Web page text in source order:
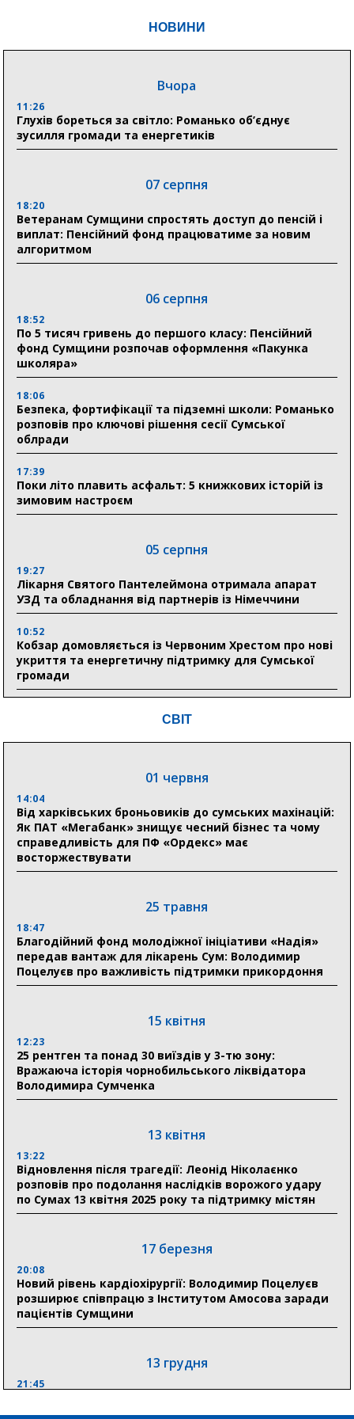
НОВИНИ
Вчора
11:26
Глухів бореться за світло: Романько об’єднує
зусилля громади та енергетиків
07 серпня
18:20
Ветеранам Сумщини спростять доступ до пенсій і
виплат: Пенсійний фонд працюватиме за новим
алгоритмом
06 серпня
18:52
По 5 тисяч гривень до першого класу: Пенсійний
фонд Сумщини розпочав оформлення «Пакунка
школяра»
18:06
Безпека, фортифікації та підземні школи: Романько
розповів про ключові рішення сесії Сумської
облради
17:39
Поки літо плавить асфальт: 5 книжкових історій із
зимовим настроєм
05 серпня
19:27
Лікарня Святого Пантелеймона отримала апарат
УЗД та обладнання від партнерів із Німеччини
10:52
Кобзар домовляється із Червоним Хрестом про нові
укриття та енергетичну підтримку для Сумської
громади
Понад 8 мільйонів книжок згоріли. Як допомогти
04 серпня
20:41
Пенсійний фонд Сумщини спрямував 0,2 млрд грн
на пенсії, страхові виплати та підтримку
прифронтових громад
03 серпня
Романько розширює програму відпочинку дітей із
прифронтової Сумщини: перша група оздоровилася
в Австрії
відновлення житла майже на 6,6 млн грн
31 липня
17:52
«Укрексімбанк» припиняє виплату пенсій: у
Пенсійному фонді Сумщини пояснили, що робити
людям
Артем Кобзар вручив родинам 20 полеглих Героїв
відзнаки «Почесного громадянина міста Суми»
30 липня
19:38
здобула головну відзнаку в медичній сфері України
СВІТ
01 червня
14:04
Від харківських броньовиків до сумських махінацій:
Як ПАТ «Мегабанк» знищує чесний бізнес та чому
справедливість для ПФ «Ордекс» має
восторжествувати
25 травня
18:47
Благодійний фонд молодіжної ініціативи «Надія»
передав вантаж для лікарень Сум: Володимир
Поцелуєв про важливість підтримки прикордоння
15 квітня
12:23
25 рентген та понад 30 виїздів у 3-тю зону:
Вражаюча історія чорнобильського ліквідатора
Володимира Сумченка
13 квітня
13:22
Відновлення після трагедії: Леонід Ніколаєнко
розповів про подолання наслідків ворожого удару
по Сумах 13 квітня 2025 року та підтримку містян
17 березня
20:08
Новий рівень кардіохірургії: Володимир Поцелуєв
розширює співпрацю з Інститутом Амосова заради
пацієнтів Сумщини
13 грудня
21:45
збільшити завантаження стратегічних українських